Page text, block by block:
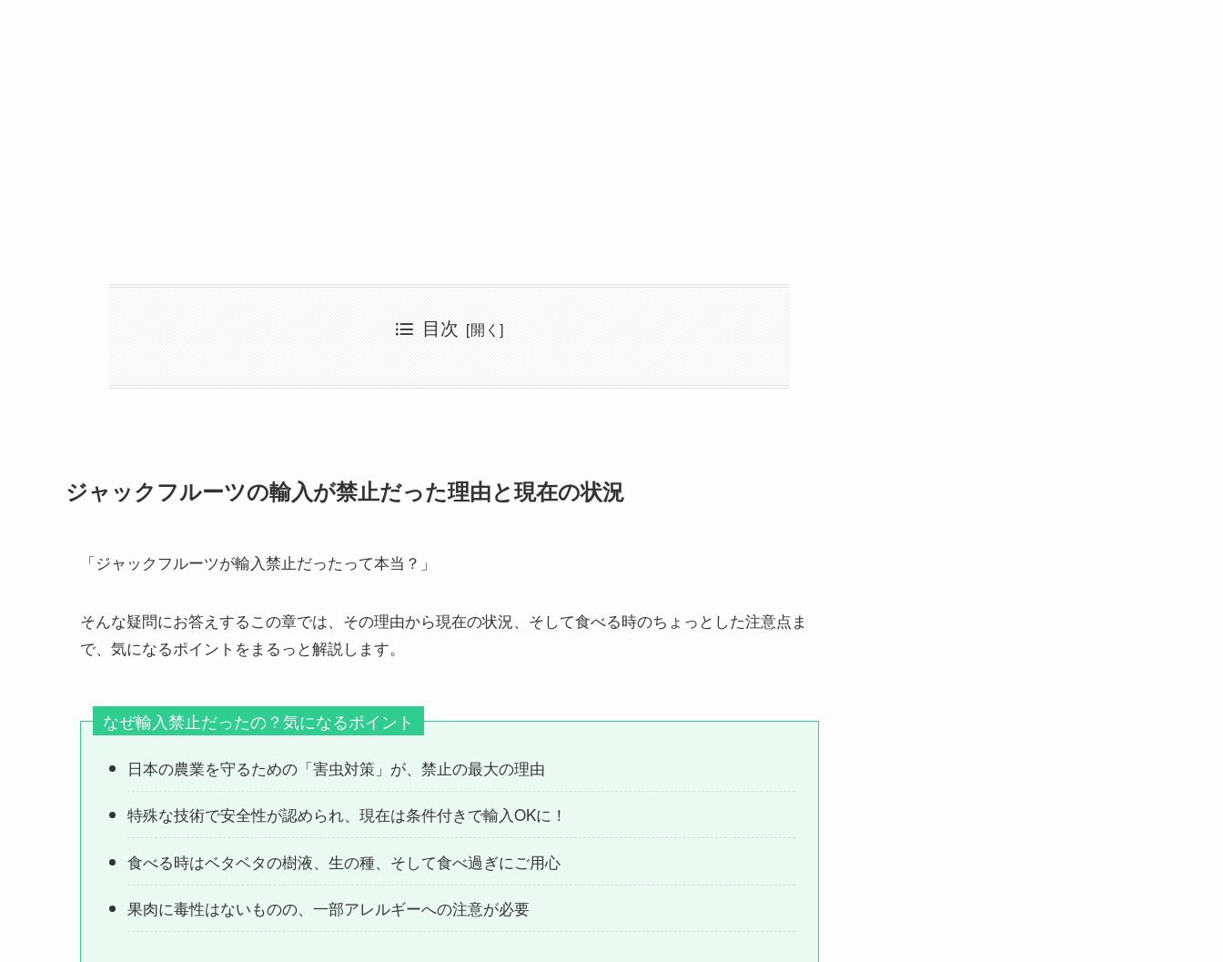
目次
ジャックフルーツの輸入が禁止だった理由と現在の状況
「ジャックフルーツが輸入禁止だったって本当？」
そんな疑問にお答えするこの章では、その理由から現在の状況、そして食べる時のちょっとした注意点ま
で、気になるポイントをまるっと解説します。
なぜ輸入禁止だったの？気になるポイント
日本の農業を守るための「害虫対策」が、禁止の最大の理由
特殊な技術で安全性が認められ、現在は条件付きで輸入OKに！
食べる時はベタベタの樹液、生の種、そして食べ過ぎにご用心
果肉に毒性はないものの、一部アレルギーへの注意が必要